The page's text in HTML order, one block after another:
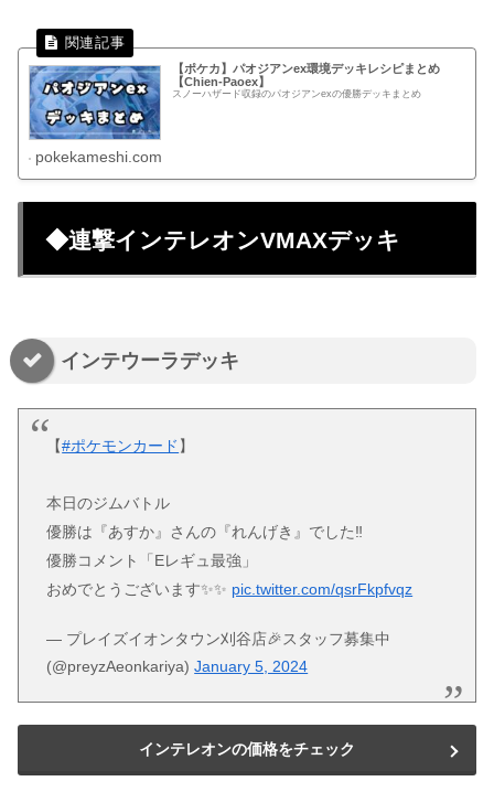
【ポケカ】パオジアンex環境デッキレシピまとめ
【Chien-Paoex】
スノーハザード収録のパオジアンexの優勝デッキまとめ
pokekameshi.com
◆連撃インテレオンVMAXデッキ
インテウーラデッキ
【#ポケモンカード 】
本日のジムバトル
優勝は『あすか』さんの『れんげき』でした‼️
優勝コメント「Eレギュ最強」
おめでとうございます✨✨ pic.twitter.com/qsrFkpfvqz
— プレイズイオンタウン刈谷店🎉スタッフ募集中
(@preyzAeonkariya)January 5, 2024
インテレオンの価格をチェック